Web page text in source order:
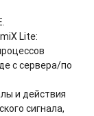
Lite:
с сервера/по
и действия
сигнала,